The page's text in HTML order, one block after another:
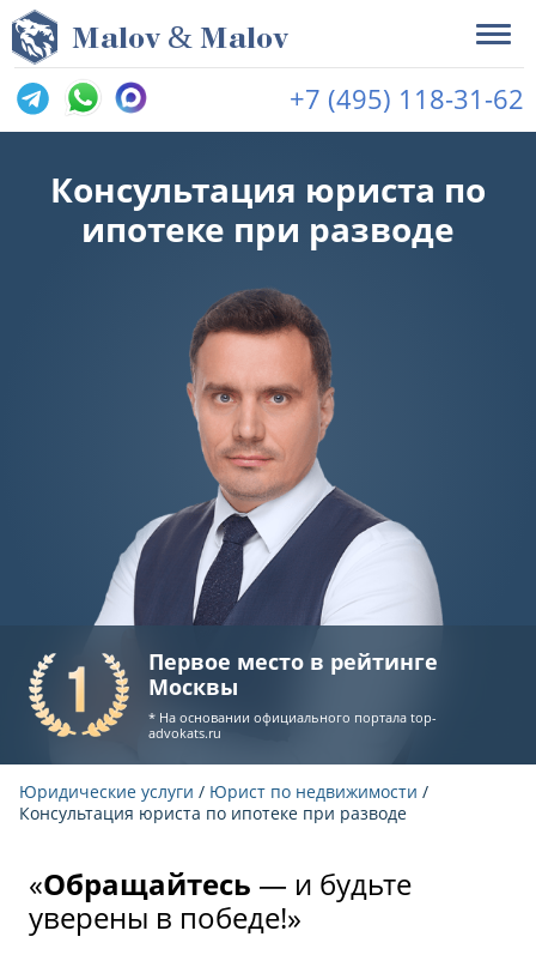
Malov & Malov
+7 (495) 118-31-62
Консультация юриста по
ипотеке при разводе
Первое место в рейтинге
Москвы
* На основании официального порталаtop-
advokats.ru
Юридические услуги / Юрист по недвижимости /
Консультация юриста по ипотеке при разводе
«Обращайтесь — и будьте
уверены в победе!»